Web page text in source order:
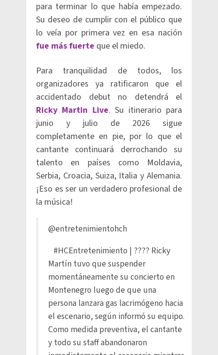
para terminar lo que había empezado.
Su deseo de cumplir con el público que
lo veía por primera vez en esa nación
fue más fuerte que el miedo.
Para tranquilidad de todos, los
organizadores ya ratificaron que el
accidentado debut no detendrá el
Ricky Martin Live. Su itinerario para
junio y julio de 2026 sigue
completamente en pie, por lo que el
cantante continuará derrochando su
talento en países como Moldavia,
Serbia, Croacia, Suiza, Italia y Alemania.
¡Eso es ser un verdadero profesional de
la música!
@entretenimientohch
#HCEntretenimiento | ???? Ricky
Martín tuvo que suspender
momentáneamente su concierto en
Montenegro luego de que una
persona lanzara gas lacrimógeno hacia
el escenario, según informó su equipo.
Como medida preventiva, el cantante
y todo su staff abandonaron